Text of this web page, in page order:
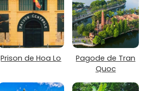
Prison de Hoa Lo
Pagode de Tran
Quoc